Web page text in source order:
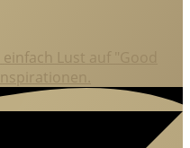
Lust auf "Good